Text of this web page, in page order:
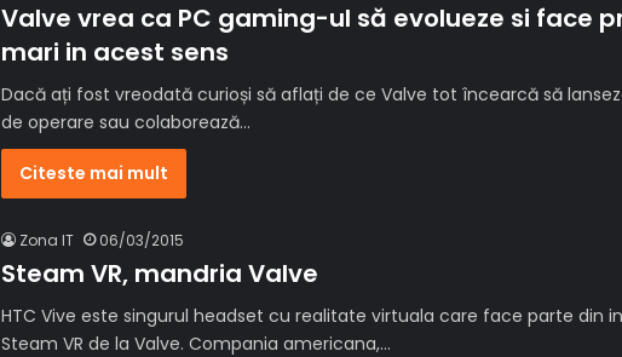
Valve vrea ca PC gaming-ul să evolueze si face
mari in acest sens
Dacă ați fost vreodată curioși să aflați de ce Valve tot încearcă să
de operare sau colaborează…
Citeste mai mult
Zona IT 06/03/2015
Steam VR, mandria Valve
HTC Vive este singurul headset cu realitate virtuala care face parte din
Steam VR de la Valve. Compania americana,…